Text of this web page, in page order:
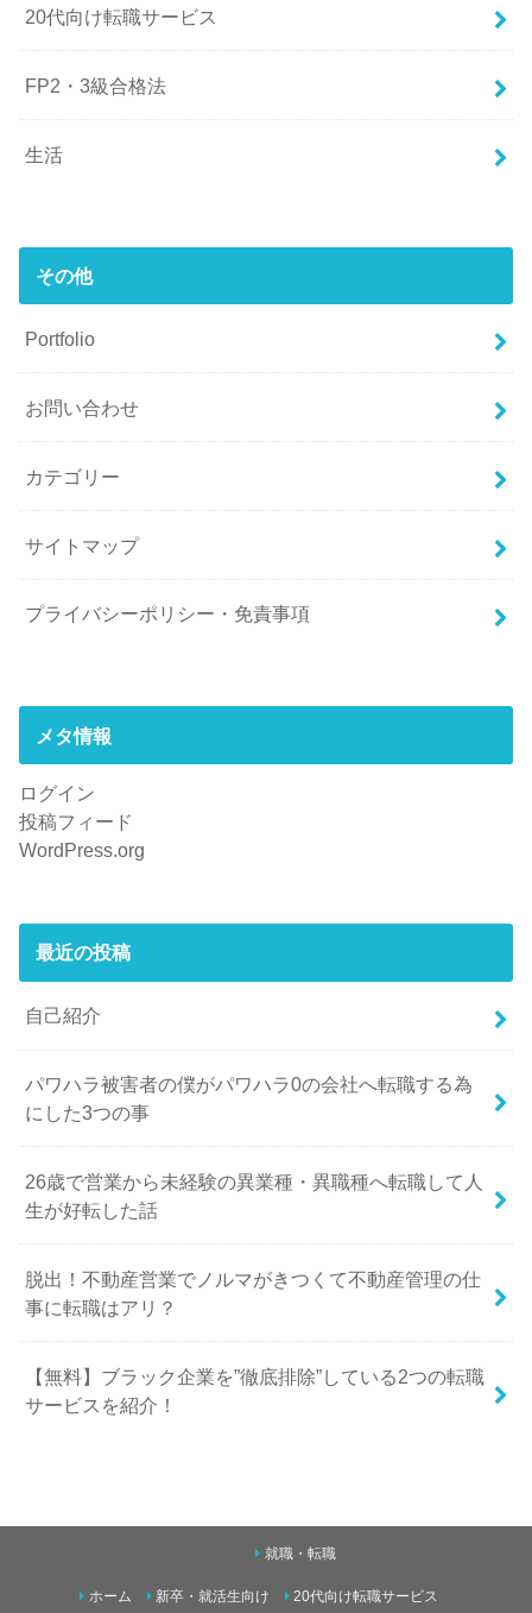
20代向け転職サービス
FP2・3級合格法
生活
その他
Portfolio
お問い合わせ
カテゴリー
サイトマップ
プライバシーポリシー・免責事項
メタ情報
ログイン
投稿フィード
WordPress.org
最近の投稿
自己紹介
パワハラ被害者の僕がパワハラ0の会社へ転職する為
にした3つの事
26歳で営業から未経験の異業種・異職種へ転職して人
生が好転した話
脱出！不動産営業でノルマがきつくて不動産管理の仕
事に転職はアリ？
【無料】ブラック企業を”徹底排除”している2つの転職
サービスを紹介！
ホーム
就職・転職
新卒・就活生向け 20代向け転職サービス